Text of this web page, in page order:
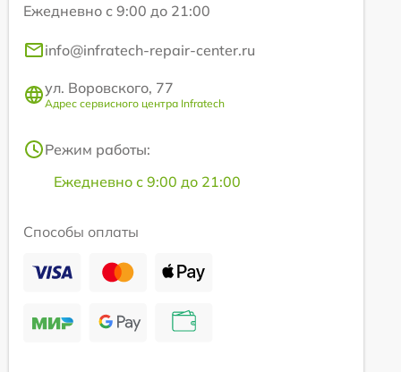
Ежедневно с 9:00 до 21:00
info@infratech-repair-center.ru
ул. Воровского, 77
Адрес сервисного центра Infratech
Режим работы:
Ежедневно с 9:00 до 21:00
Способы оплаты